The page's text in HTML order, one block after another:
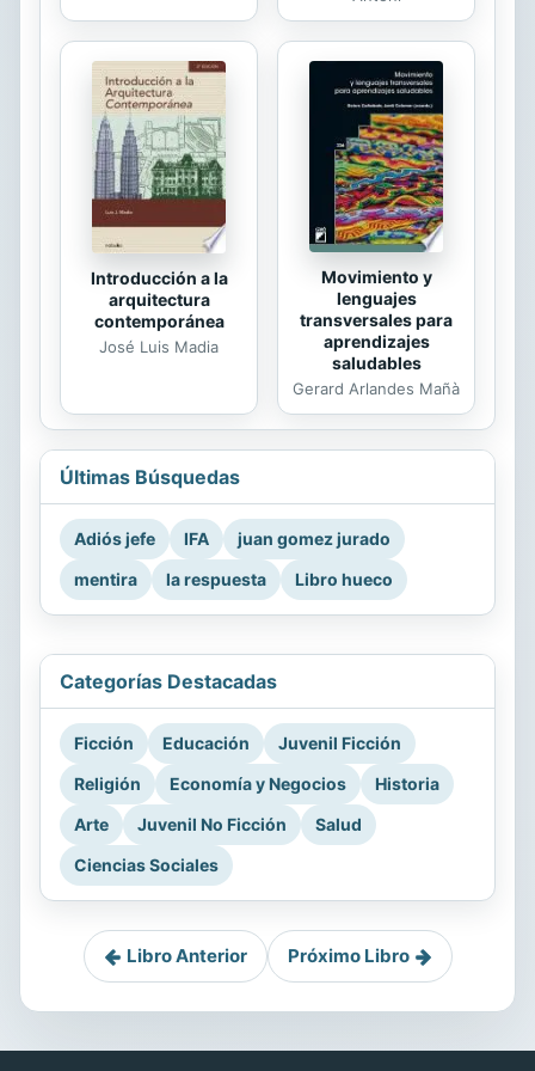
Introducción a la
arquitectura
contemporánea
José Luis Madia
Movimiento y
lenguajes
transversales para
aprendizajes
saludables
Gerard Arlandes Mañà
Últimas Búsquedas
Adiós jefe IFA
juan gomez jurado
mentira
la respuesta Libro hueco
Categorías Destacadas
Ficción Educación
Juvenil Ficción
Religión
Economía y Negocios
Historia
Arte
Juvenil No Ficción
Salud
Ciencias Sociales
Libro Anterior Próximo Libro